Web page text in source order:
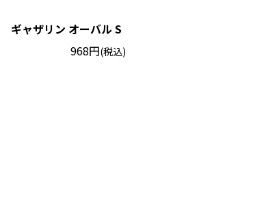
ギャザリン オーバル S
968円(税込)